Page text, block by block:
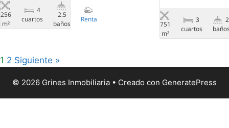
256
m²
4
сuartos
2.5
baños
Renta
751
m²
3
сuartos
2
1 2 Siguiente »
© 2026 Grines Inmobiliaria • Creado con GeneratePress